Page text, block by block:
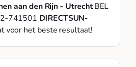
aan den Rijn - UtrechtBEL
741501 DIRECTSUN-
voor het beste resultaat!